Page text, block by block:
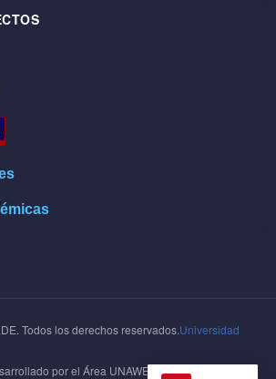
Todos los derechos reservados.Universidad
por el Área UNAWEB delCentro de